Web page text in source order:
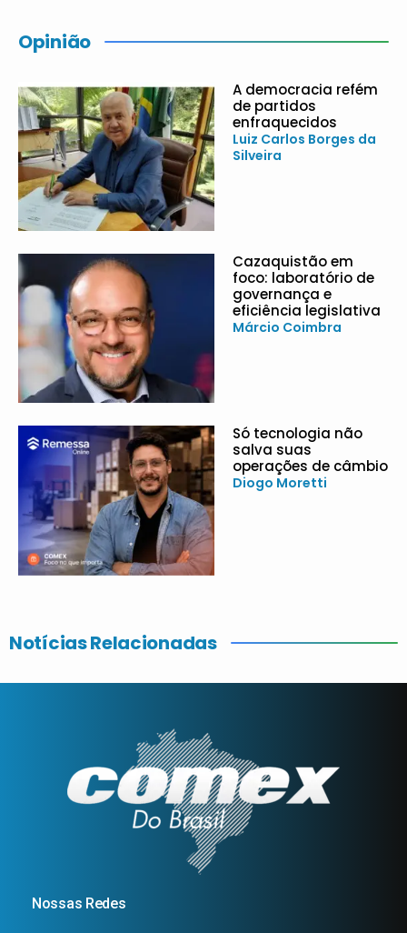
Opinião
A democracia refém
de partidos
enfraquecidos
Luiz Carlos Borges da
Silveira
Cazaquistão em
foco: laboratório de
governança e
eficiência legislativa
Márcio Coimbra
Só tecnologia não
salva suas
operações de câmbio
Diogo Moretti
Notícias Relacionadas
Nossas Redes